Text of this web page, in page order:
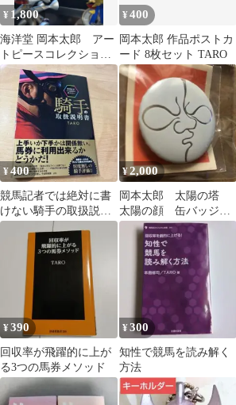
¥ 1,800
海洋堂 岡本太郎 アー
トピースコレクション
第2集 ノン ガチャ
TARO
¥400
岡本太郎 作品ポストカ
ード 8枚セット TARO
¥400
競馬記者では絶対に書
けない騎手の取扱説明
書
¥2,000
岡本太郎 太陽の塔
太陽の顔 缶バッジ
新品未開封
¥390
回収率が飛躍的に上が
る3つの馬券メソッド
¥300
知性で競馬を読み解く
方法